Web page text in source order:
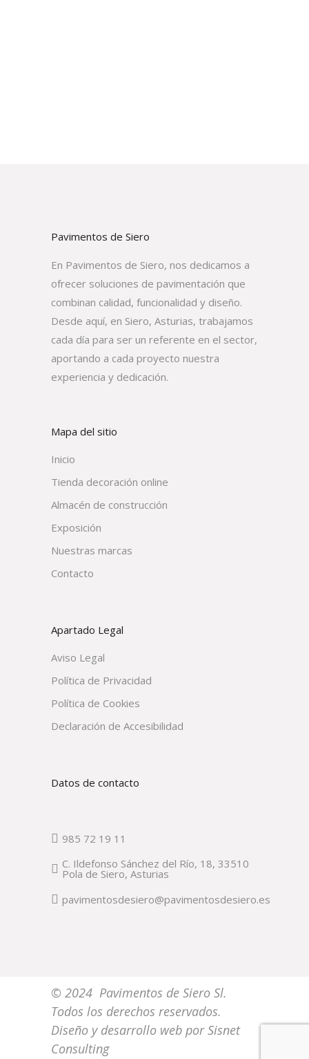
Pavimentos de Siero
En Pavimentos de Siero, nos dedicamos a
ofrecer soluciones de pavimentación que
combinan calidad, funcionalidad y diseño.
Desde aquí, en Siero, Asturias, trabajamos
cada día para ser un referente en el sector,
aportando a cada proyecto nuestra
experiencia y dedicación.
Mapa del sitio
Inicio
Tienda decoración online
Almacén de construcción
Exposición
Nuestras marcas
Contacto
Apartado Legal
Aviso Legal
Política de Privacidad
Política de Cookies
Declaración de Accesibilidad
Datos de contacto
985 72 19 11
C. Ildefonso Sánchez del Río, 18, 33510
Pola de Siero, Asturias
pavimentosdesiero@pavimentosdesiero.es
© 2024 Pavimentos de Siero Sl.
Todos los derechos reservados.
Diseño y desarrollo web porSisnet
Consulting